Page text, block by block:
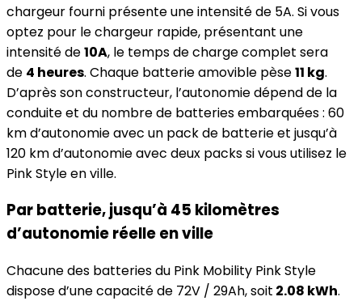
chargeur fourni présente une intensité de 5A. Si vous
optez pour le chargeur rapide, présentant une
intensité de10A, le temps de charge complet sera
de 4 heures. Chaque batterie amovible pèse11 kg.
D’après son constructeur, l’autonomie dépend de la
conduite et du nombre de batteries embarquées : 60
km d’autonomie avec un pack de batterie et jusqu’à
120 km d’autonomie avec deux packs si vous utilisez le
Pink Style en ville.
Par batterie, jusqu’à 45 kilomètres
d’autonomie réelle en ville
Chacune des batteries du Pink Mobility Pink Style
dispose d’une capacité de 72V / 29Ah, soit 2.08 kWh.